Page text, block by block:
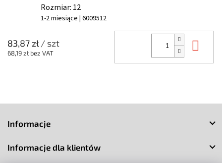
Rozmiar: 12
1-2 miesiące | 6009512
83,87 zł/ szt
68,19 zł bez VAT
Informacje
Informacje dla klientów